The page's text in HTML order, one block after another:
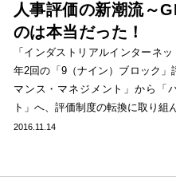
人事評価の新潮流～
のは本当だった！
「インダストリアルインターネ
年2回の「9（ナイン）ブロック
マンス・マネジメント」から「
ト」へ、評価制度の転換に取り組
2016.11.14